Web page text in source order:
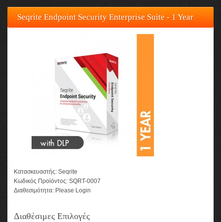
Seqrite Endpoint Security Enterprise Suite - 1 Year
Κατασκευαστής: Seqrite
Κωδικός Προϊόντος: SQRT-0007
Διαθεσιμότητα: Please Login
Διαθέσιμες Επιλογές